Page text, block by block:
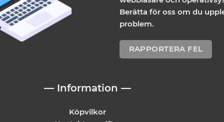
Berätta för oss om du
problem.
RAPPORTERA FEL
— Information —
Köpvilkor